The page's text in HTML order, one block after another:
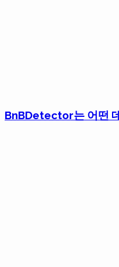
BnBDetector는 어떤